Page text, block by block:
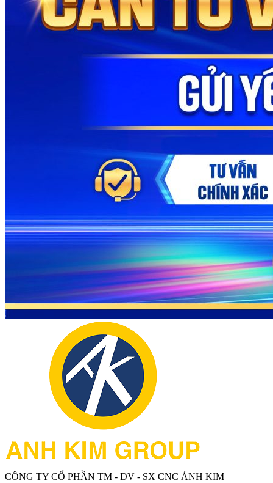
CÔNG TY CỔ PHẦN TM - DV - SX CNC ÁNH KIM